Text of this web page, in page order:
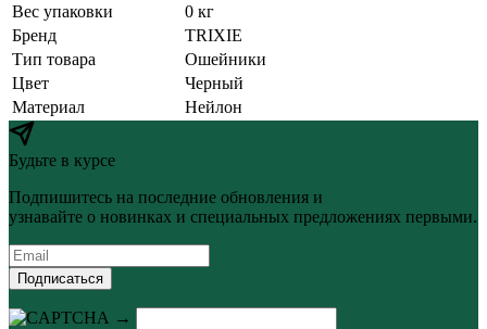
Вес упаковки
0 кг
Бренд
TRIXIE
Тип товара
Ошейники
Цвет
Черный
Материал
Нейлон
Будьте в курсе
Подпишитесь на последние обновления и
узнавайте о новинках и специальных предложениях первыми.
Подписаться
→